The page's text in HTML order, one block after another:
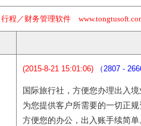
行程／财务管理软件
(2015-8-21 15:01:06) （2807 -
国际旅行社，方便您办理出入
为您提供客户所需要的一切正
方便您的办公，出入账手续简